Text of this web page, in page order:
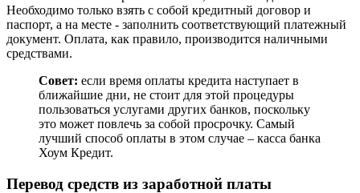
Необходимо только взять с собой кредитный договор и
паспорт, а на месте - заполнить соответствующий платежный
документ. Оплата, как правило, производится наличными
средствами.
Совет: если время оплаты кредита наступает в
ближайшие дни, не стоит для этой процедуры
пользоваться услугами других банков, поскольку
это может повлечь за собой просрочку. Самый
лучший способ оплаты в этом случае – касса банка
Хоум Кредит.
Перевод средств из заработной платы